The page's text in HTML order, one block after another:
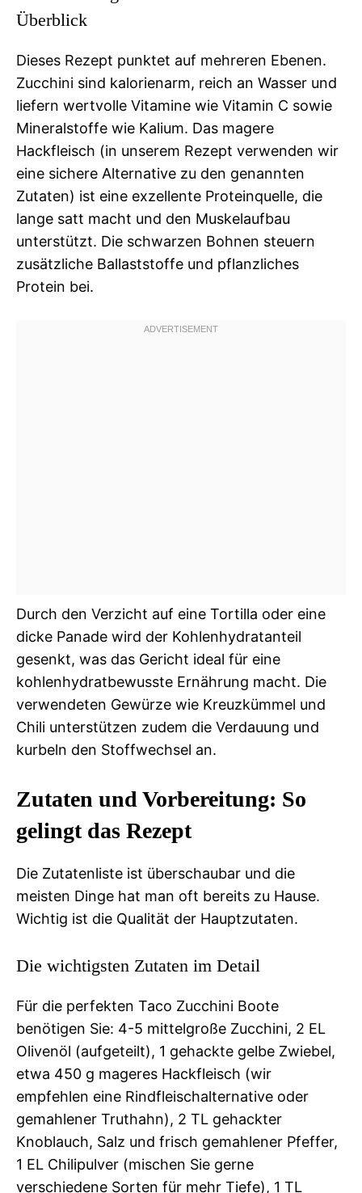
Überblick
Dieses Rezept punktet auf mehreren Ebenen.
Zucchini sind kalorienarm, reich an Wasser und
liefern wertvolle Vitamine wie Vitamin C sowie
Mineralstoffe wie Kalium. Das magere
Hackfleisch (in unserem Rezept verwenden wir
eine sichere Alternative zu den genannten
Zutaten) ist eine exzellente Proteinquelle, die
lange satt macht und den Muskelaufbau
unterstützt. Die schwarzen Bohnen steuern
zusätzliche Ballaststoffe und pflanzliches
Protein bei.
Durch den Verzicht auf eine Tortilla oder eine
dicke Panade wird der Kohlenhydratanteil
gesenkt, was das Gericht ideal für eine
kohlenhydratbewusste Ernährung macht. Die
verwendeten Gewürze wie Kreuzkümmel und
Chili unterstützen zudem die Verdauung und
kurbeln den Stoffwechsel an.
Zutaten und Vorbereitung: So
gelingt das Rezept
Die Zutatenliste ist überschaubar und die
meisten Dinge hat man oft bereits zu Hause.
Wichtig ist die Qualität der Hauptzutaten.
Die wichtigsten Zutaten im Detail
Für die perfekten Taco Zucchini Boote
benötigen Sie: 4-5 mittelgroße Zucchini, 2 EL
Olivenöl (aufgeteilt), 1 gehackte gelbe Zwiebel,
etwa 450 g mageres Hackfleisch (wir
empfehlen eine Rindfleischalternative oder
gemahlener Truthahn), 2 TL gehackter
Knoblauch, Salz und frisch gemahlener Pfeffer,
1 EL Chilipulver (mischen Sie gerne
verschiedene Sorten für mehr Tiefe), 1 TL